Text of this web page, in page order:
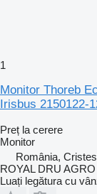
1
Monitor Thoreb
Irisbus 2150122-
Preț la cerere
Monitor
România,
ROYAL DRU
Luați legătura cu